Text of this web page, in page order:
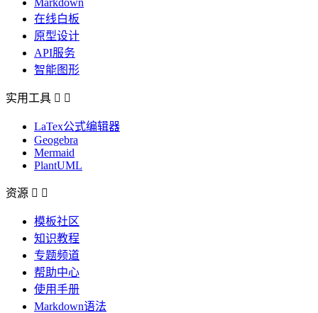
在线白板
原型设计
API服务
智能图形
实用工具  
LaTex公式编辑器
Geogebra
Mermaid
PlantUML
资源  
模板社区
知识教程
专题频道
帮助中心
使用手册
Markdown语法